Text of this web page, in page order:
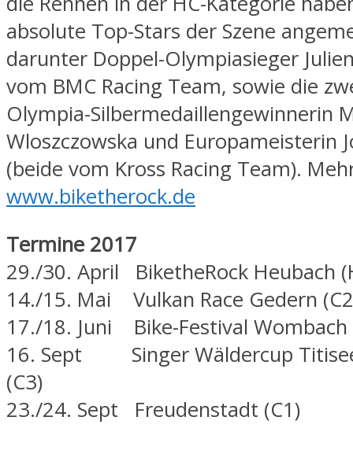
absolute Top-Stars der Szene
darunter Doppel-Olympiasieger
vom BMC Racing Team, sowie die
Olympia-Silbermedaillengewinnerin
Wloszczowska und Europameisterin
(beide vom Kross Racing Team).
www.biketherock.de
Termine 2017
29./30. April BiketheRock Heubach
14./15. Mai Vulkan Race Gedern
17./18. Juni Bike-Festival Wombach
16. Sept Singer Wäldercup
(C3)
23./24. Sept Freudenstadt (C1)